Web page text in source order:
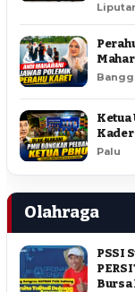
Ketua
Kader
Palu
Olahraga
PSSI
Bursa